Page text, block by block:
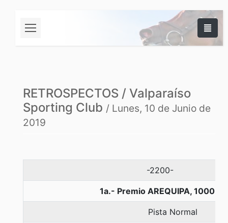
RETROSPECTOS / Valparaíso
Sporting Club / Lunes, 10 de Junio de
2019
-2200-
1a.- Premio AREQUIPA, 1000
Pista Normal